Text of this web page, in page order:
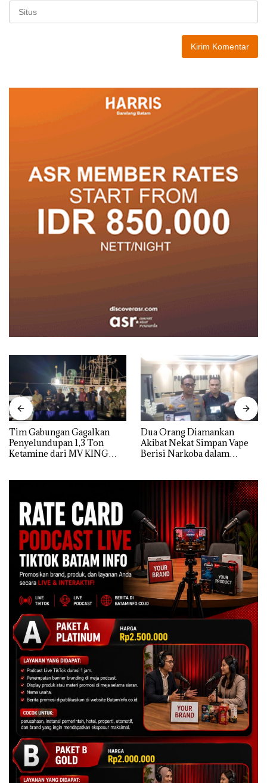
Tim Gabungan Gagalkan
Penyelundupan 1,3 Ton
Ketamine dari MV KING
Dua Orang Diamankan
Akibat Nekat Simpan Vape
Berisi Narkoba dalam